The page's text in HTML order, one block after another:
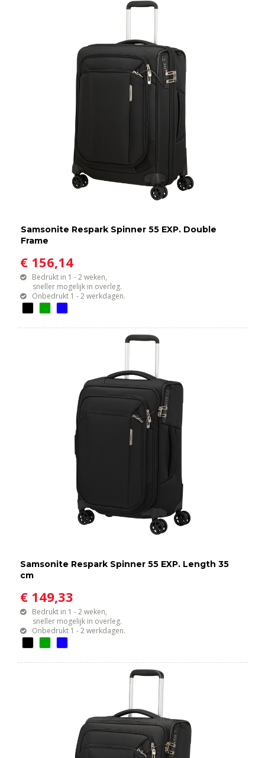
Samsonite Respark Spinner 55 EXP. Double
Frame
€ 156,14
Bedrukt in 1 - 2 weken,
sneller mogelijk in overleg.
Onbedrukt 1 - 2 werkdagen.
Samsonite Respark Spinner 55 EXP. Length 35
cm
€ 149,33
Bedrukt in 1 - 2 weken,
sneller mogelijk in overleg.
Onbedrukt 1 - 2 werkdagen.